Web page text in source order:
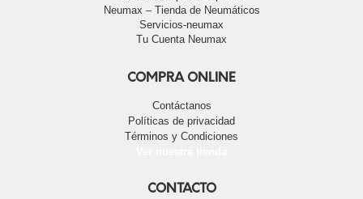
Neumax – Tienda de Neumáticos
Servicios-neumax
Tu Cuenta Neumax
COMPRA ONLINE
Contáctanos
Políticas de privacidad
Términos y Condiciones
CONTACTO